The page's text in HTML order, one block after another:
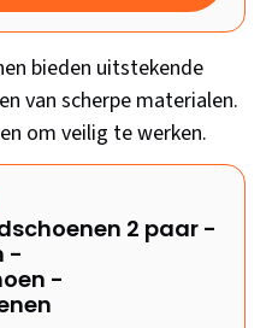
bieden uitstekende
van scherpe materialen.
om veilig te werken.
2 paar -
-
-